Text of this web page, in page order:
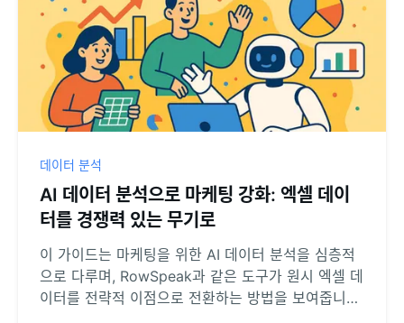
데이터 분석
AI 데이터 분석으로 마케팅 강화: 엑셀 데이
터를 경쟁력 있는 무기로
이 가이드는 마케팅을 위한 AI 데이터 분석을 심층적
으로 다루며, RowSpeak과 같은 도구가 원시 엑셀 데
이터를 전략적 이점으로 전환하는 방법을 보여줍니다.